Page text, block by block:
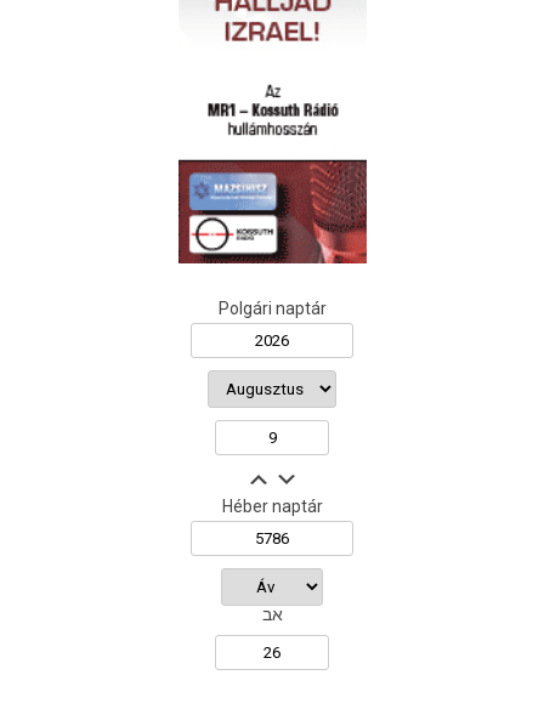
Polgári naptár
Héber naptár
אב